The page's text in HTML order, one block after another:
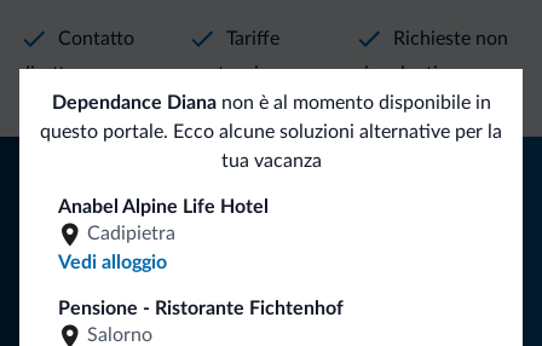
Dependance Diananon è al momento disponibile in
questo portale. Ecco alcune soluzioni alternative per la
tua vacanza
Anabel Alpine Life Hotel
Cadipietra
Vedi alloggio
Pensione - Ristorante Fichtenhof
Salorno
Contatto
diretto
Tariffe
vantaggiose
Richieste non
vincolanti
Consigli dalle Dolomiti
Riceverai informazioni, offerte esclusive e news per la tua